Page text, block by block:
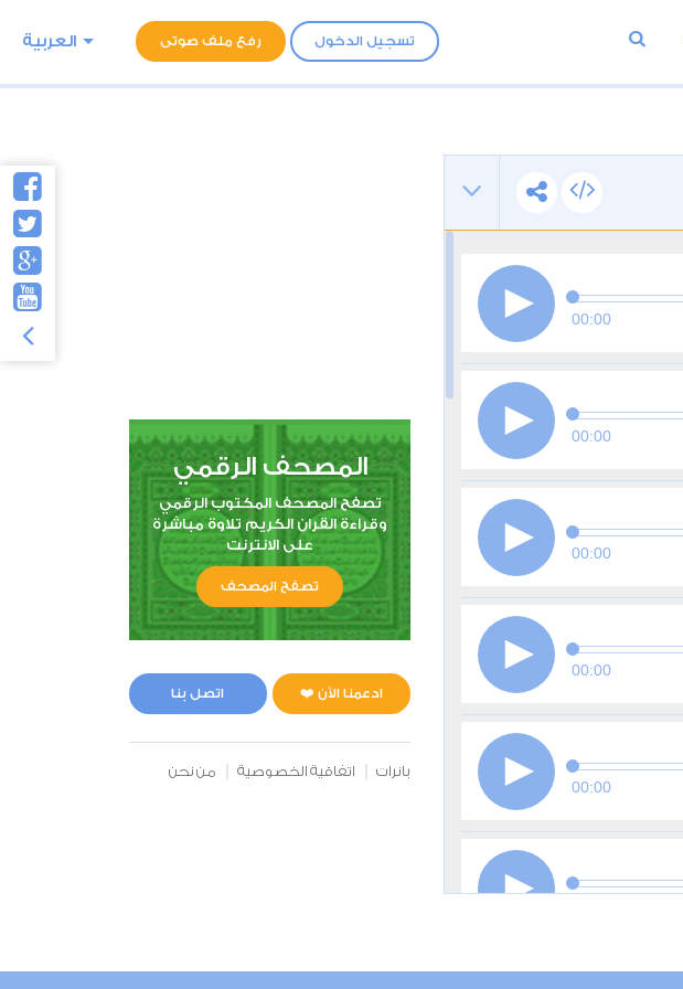
تسجيل الدخول رفع ملف صوتى العربية
00:00
00:00
00:00
00:00
00:00
المصحف الرقمي
تصفح المصحف المكتوب الرقمي
وقراءة القران الكريم تلاوة مباشرة
على الانترنت
تصفح المصحف
ادعمنا الآن ❤️ اتصل بنا
بانرات اتفاقية الخصوصية من نحن